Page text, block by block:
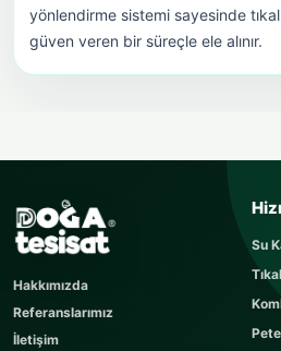
yönlendirme sistemi sayesinde
güven veren bir süreçle ele alınır.
Sorunuzu kısaca yazın
Sorunuz hemen yayınlanır, cevabı
dakika içerisinde cevaplanır.
Hakkımızda
Referanslarımız
İletişim
Su